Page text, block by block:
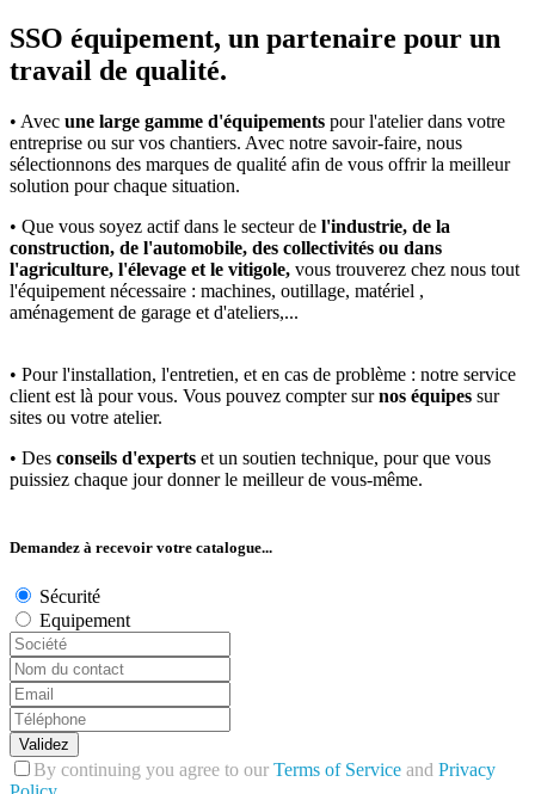
SSO équipement, un partenaire pour un
travail de qualité.
• Avec une large gamme d'équipements pour l'atelier dans votre
entreprise ou sur vos chantiers. Avec notre savoir-faire, nous
sélectionnons des marques de qualité afin de vous offrir la meilleur
solution pour chaque situation.
• Que vous soyez actif dans le secteur de l'industrie, de la
construction, de l'automobile, des collectivités ou dans
l'agriculture, l'élevage et le vitigole, vous trouverez chez nous tout
l'équipement nécessaire : machines, outillage, matériel ,
aménagement de garage et d'ateliers,...
• Pour l'installation, l'entretien, et en cas de problème : notre service
client est là pour vous. Vous pouvez compter surnos équipes sur
sites ou votre atelier.
• Des conseils d'experts et un soutien technique, pour que vous
puissiez chaque jour donner le meilleur de vous-même.
Demandez à recevoir votre catalogue...
Sécurité
Equipement
Validez
By continuing you agree to our Terms of Service and Privacy